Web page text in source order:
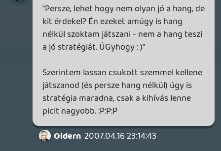
A BoF nálam meg külön szerelem.
Sárkányok és pecázás. Yeeah. 🙂
Kenny
2007.04.16 23:01:01
Semmi project nem mozgat meg DS- en?
Az kemény… majd a DQIX- se? Tudtommal
bírtad a szériát... Pedig játék van dögivel,
ami nem ki mise… érdekes
BofII DS- nél nem szebb grafó (PS1- es
port), Locoroco és Puzzle Quest az sem
több, vagy nem a grafika miatt nem
erőlteted? Rpg- k sem mozgatnak már,